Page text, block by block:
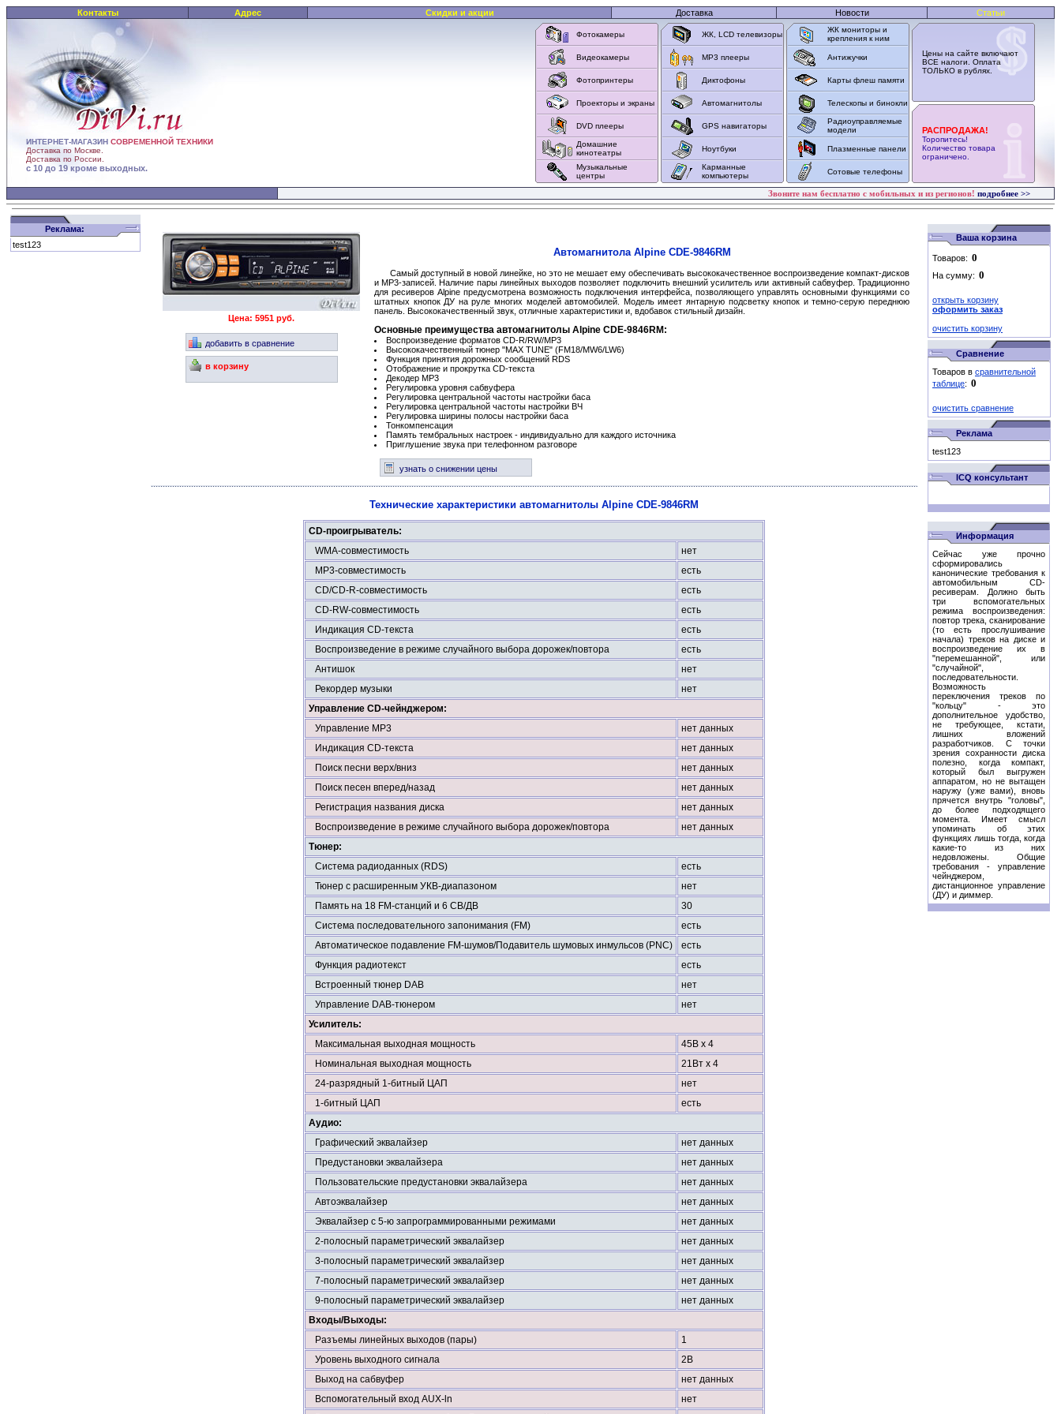
Контакты Адрес Скидки и акции Доставка Новости Статьи
ИНТЕРНЕТ-МАГАЗИН СОВРЕМЕННОЙ ТЕХНИКИ
Доставка по Москве.
Доставка по России.
с 10 до 19 кроме выходных.
Фотокамеры
Видеокамеры
Фотопринтеры
Проекторы и экраны
DVD плееры
Домашние
кинотеатры
Музыкальные
центры
ЖК, LCD телевизоры
MP3 плееры
Диктофоны
Автомагнитолы
GPS навигаторы
Ноутбуки
Карманные
компьютеры
ЖК мониторы и
крепления к ним
Антижучки
Карты флеш памяти
Телескопы и бинокли
Радиоуправляемые
модели
Плазменные панели
Сотовые телефоны
Цены на сайте включают
ВСЕ налоги. Оплата
ТОЛЬКО в рублях.
РАСПРОДАЖА!
Торопитесь!
Количество товара
ограничено.
Звоните нам бесплатно с мобильных и из регионов! подробнее >>
Реклама:
test123
Цена: 5951 руб.
добавить в сравнение
в корзину
Автомагнитола Alpine CDE-9846RM
Cамый доступный в новой линейке, но это не мешает ему обеспечивать высококачественное воспроизведение компакт-дисков
и MP3-записей. Наличие пары линейных выходов позволяет подключить внешний усилитель или активный сабвуфер. Традиционно
для ресиверов Alpine предусмотрена возможность подключения интерфейса, позволяющего управлять основными функциями со
штатных кнопок ДУ на руле многих моделей автомобилей. Модель имеет янтарную подсветку кнопок и темно-серую переднюю
панель. Высококачественный звук, отличные характеристики и, вдобавок стильный дизайн.
Основные преимущества автомагнитолы Alpine CDE-9846RM:
Воспроизведение форматов CD-R/RW/MP3
Высококачественный тюнер "MAX TUNE" (FM18/MW6/LW6)
Функция принятия дорожных сообщений RDS
Отображение и прокрутка CD-текста
Декодер МР3
Регулировка уровня сабвуфера
Регулировка центральной частоты настройки баса
Регулировка центральной частоты настройки ВЧ
Регулировка ширины полосы настройки баса
Тонкомпенсация
Память тембральных настроек - индивидуально для каждого источника
Приглушение звука при телефонном разговоре
узнать о снижении цены
Технические характеристики автомагнитолы Alpine CDE-9846RM
CD-проигрыватель:
WMA-совместимость
нет
МР3-совместимость
есть
CD/CD-R-совместимость
есть
CD-RW-совместимость
есть
Индикация CD-текста
есть
Воспроизведение в режиме случайного выбора дорожек/повтора
есть
Антишок
нет
Рекордер музыки
нет
Управление CD-чейнджером:
Управление МР3
нет данных
Индикация CD-текста
нет данных
Поиск песни верх/вниз
нет данных
Поиск песен вперед/назад
нет данных
Регистрация названия диска
нет данных
Воспроизведение в режиме случайного выбора дорожек/повтора
нет данных
Тюнер:
Система радиоданных (RDS)
есть
Тюнер с расширенным УКВ-диапазоном
нет
Память на 18 FM-станций и 6 СВ/ДВ
30
Система последовательного запонимания (FM)
есть
Автоматическое подавление FM-шумов/Подавитель шумовых инмульсов (PNC)
есть
Функция радиотекст
есть
Встроенный тюнер DAB
нет
Управление DAB-тюнером
нет
Усилитель:
Максимальная выходная мощность
45В х 4
Номинальная выходная мощность
21Вт х 4
24-разрядный 1-битный ЦАП
нет
1-битный ЦАП
есть
Аудио:
Графический эквалайзер
нет данных
Предустановки эквалайзера
нет данных
Пользовательские предустановки эквалайзера
нет данных
Автоэквалайзер
нет данных
Эквалайзер с 5-ю запрограммированными режимами
нет данных
2-полосный параметрический эквалайзер
нет данных
3-полосный параметрический эквалайзер
нет данных
7-полосный параметрический эквалайзер
нет данных
9-полосный параметрический эквалайзер
нет данных
Входы/Выходы:
Разъемы линейных выходов (пары)
1
Уровень выходного сигнала
2В
Выход на сабвуфер
нет данных
Вспомогательный вход AUX-ln
нет
Ваша корзина
Товаров:
На сумму:
открыть корзину
оформить заказ
очистить корзину
Сравнение
Товаров в сравнительной
таблице:
очистить сравнение
Реклама
test123
ICQ консультант
Информация
Сейчас уже прочно
сформировались
канонические требования к
автомобильным CD-
ресиверам. Должно быть
три вспомогательных
режима воспроизведения:
повтор трека, сканирование
(то есть прослушивание
начала) треков на диске и
воспроизведение их в
"перемешанной", или
"случайной",
последовательности.
Возможность
переключения треков по
"кольцу" - это
дополнительное удобство,
не требующее, кстати,
лишних вложений
разработчиков. С точки
зрения сохранности диска
полезно, когда компакт,
который был выгружен
аппаратом, но не вытащен
наружу (уже вами), вновь
прячется внутрь "головы",
до более подходящего
момента. Имеет смысл
упоминать об этих
функциях лишь тогда, когда
какие-то из них
недовложены. Общие
требования - управление
чейнджером,
дистанционное управление
(ДУ) и диммер.